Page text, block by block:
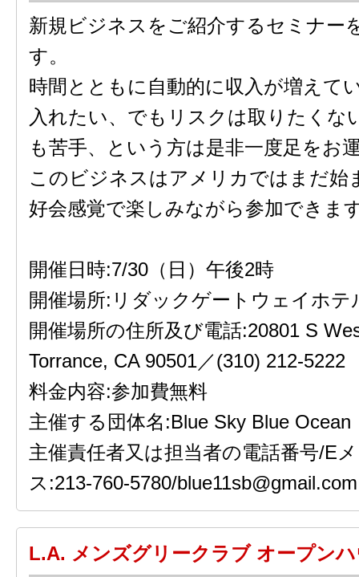
新規ビジネスをご紹介するセミナー
す。
時間とともに自動的に収入が増えて
入れたい、でもリスクは取りたくな
も苦手、という方は是非一度足をお
このビジネスはアメリカではまだ始
好会感覚で楽しみながら参加できま
開催日時:7/30（日）午後2時
開催場所:リダックゲートウェイホテ
開催場所の住所及び電話:20801 S
Torrance, CA 90501／(310) 212-5222
料金内容:参加費無料
主催する団体名:Blue Sky Blue Ocean
主催責任者又は担当者の電話番号/E
ス:213-760-5780/blue11sb@gmail.com
L.A. メンズグリークラブ オープン